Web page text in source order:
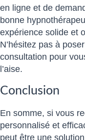
en ligne et de
bonne
expérience solide et
N’hésitez pas à
consultation pour
l’aise.
Conclusion
En somme, si vous
personnalisé et
peut être une